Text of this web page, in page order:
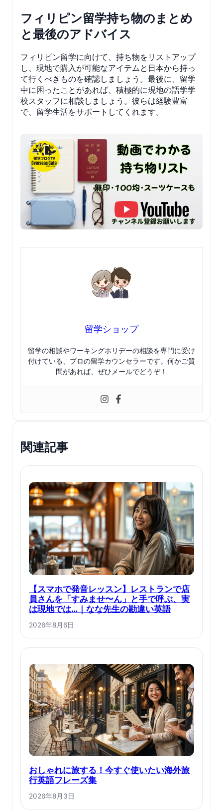
フィリピン留学持ち物のまとめ
と最後のアドバイス
フィリピン留学に向けて、持ち物をリストアップ
し、現地で購入が可能なアイテムと日本から持っ
て行くべきものを確認しましょう。最後に、留学
中に困ったことがあれば、積極的に現地の語学学
校スタッフに相談しましょう。彼らは経験豊富
で、留学生活をサポートしてくれます。
留学ショップ
留学の相談やワーキングホリデーの相談を専門に受け
付けている、プロの留学カウンセラーです。何かご質
問があれば、ぜひメールでどうぞ！
関連記事
【スマホで発音レッスン】レストランで店
員さんを「すみませ〜ん」と手で呼ぶ、実
は現地では…｜なな先生の勘違い英語
2026年8月6日
おしゃれに旅する！今すぐ使いたい海外旅
行英語フレーズ集
2026年8月3日